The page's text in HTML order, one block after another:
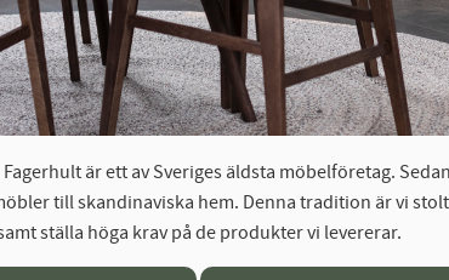
är ett av Sveriges äldsta möbelföretag.
till skandinaviska hem. Denna tradition är vi
ställa höga krav på de produkter vi levererar.